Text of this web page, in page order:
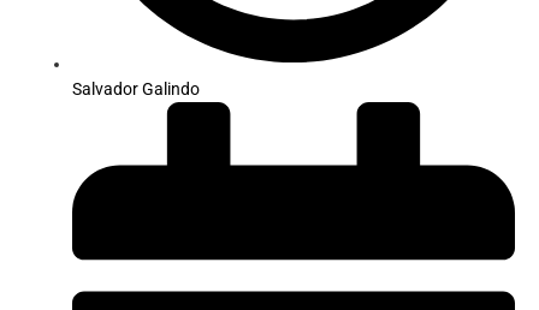
Salvador Galindo